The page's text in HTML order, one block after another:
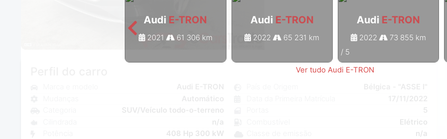
Audi E-TRON
2021 61 306 km
Audi E-TRON
2022 65 231 km
Audi E-TRON
2022 73 855 km
/ 5
Ver tudo Audi E-TRON
n/a
408 Hp 300 kW
Elétrico
n/a